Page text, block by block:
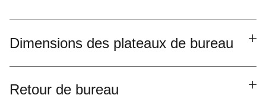
Dimensions des plateaux de bureau
Retour de bureau